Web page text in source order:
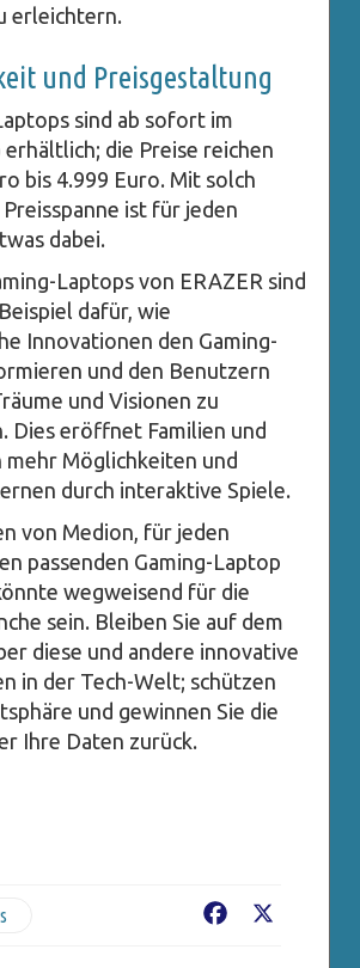
erleichtern.
und Preisgestaltung
sind ab sofort im
erhältlich; die Preise reichen
bis 4.999 Euro. Mit solch
ist für jeden
dabei.
Laptops von ERAZER sind
dafür, wie
Innovationen den Gaming-
und den Benutzern
und Visionen zu
Dies eröffnet Familien und
mehr Möglichkeiten und
durch interaktive Spiele.
von Medion, für jeden
passenden Gaming-Laptop
wegweisend für die
sein. Bleiben Sie auf dem
diese und andere innovative
in der Tech-Welt; schützen
und gewinnen Sie die
Ihre Daten zurück.
Facebook